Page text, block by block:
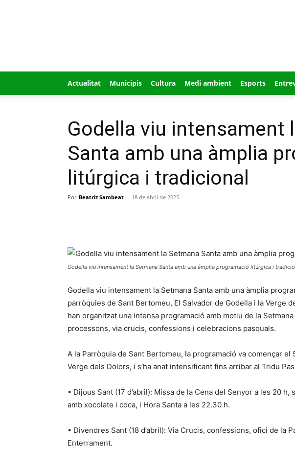
Actualitat Municipis Cultura Medi ambient Esports
Godella viu intensament
Santa amb una àmplia
litúrgica i tradicional
Por Beatriz Sambeat - 18 de abril de 2025
Godella viu intensament la Setmana Santa amb una àmplia programació litúrgica i
Godella viu intensament la Setmana Santa amb una àmplia
parròquies de Sant Bertomeu, El Salvador de Godella i la Verge
han organitzat una intensa programació amb motiu de la
processons, via crucis, confessions i celebracions pasquals.
A la Parròquia de Sant Bertomeu, la programació va començar el
Verge dels Dolors, i s’ha anat intensificant fins arribar al Tridu
• Dijous Sant (17 d’abril): Missa de la Cena del Senyor a les 20 h,
amb xocolate i coca, i Hora Santa a les 22.30 h.
• Divendres Sant (18 d’abril): Via Crucis, confessions, ofici de la
Enterrament.